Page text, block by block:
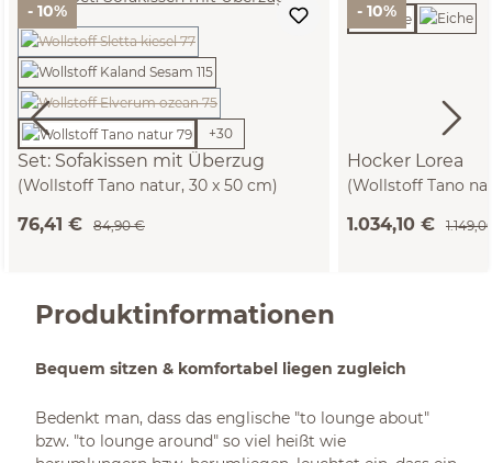
- 10%
Set: Sofakissen mit Überzug
(Wollstoff Tano natur, 30 x 50 cm)
+30
76,41 € 84,90 €
- 10%
Hocker Lorea
(Wollstoff Tano
1.034,10 €
Produktinformationen
Bequem sitzen & komfortabel liegen zugleich
Bedenkt man, dass das englische "to lounge about"
bzw. "to lounge around" so viel heißt wie